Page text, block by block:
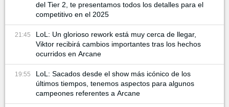
del Tier 2, te presentamos todos los detalles para el
competitivo en el 2025
21:45
LoL: Un glorioso rework está muy cerca de llegar,
Viktor recibirá cambios importantes tras los hechos
ocurridos en Arcane
19:55
LoL: Sacados desde el show más icónico de los
últimos tiempos, tenemos aspectos para algunos
campeones referentes a Arcane